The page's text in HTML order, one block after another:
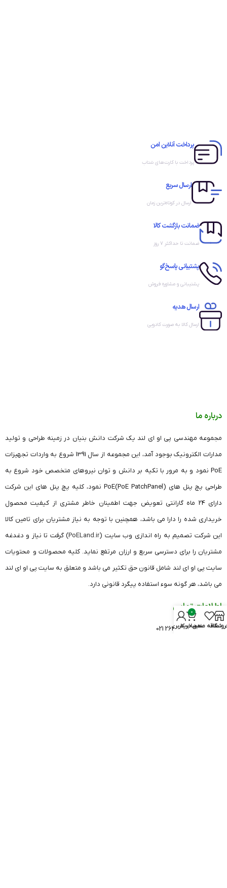
پرداخت آنلاین امن
پرداخت با کارت‌های شتاب
ارسال سریع
ارسال در کوتاه‌ترین زمان
ضمانت بازگشت کالا
ضمانت تا حداکثر ۷ روز
پشتیبانی پاسخ‌گو
پشتیبانی و مشاوره فروش
ارسال هدیه
ارسال کالا به صورت کادویی
درباره ما
مجموعه مهندسی پی او ای لند یک شرکت دانش بنیان در زمینه طراحی و تولید
مدارات الکترونیک بوجود آمد، این مجموعه از سال 1391 شروع به واردات تجهیزات
PoE نمود و به مرور با تکیه بر دانش و توان نیروهای متخصص خود شروع به
طراحی پچ پنل های (PoE PatchPanel)PoE نمود، کلیه پچ پنل های این شرکت
دارای 24 ماه گارانتی تعویض جهت اطمینان خاطر مشتری از کیفیت محصول
خریداری شده را دارا می باشد، همچنین با توجه به نیاز مشتریان برای تامین کالا
این شرکت تصمیم به راه اندازی وب سایت (PoELand.ir) گرفت تا نیاز و دغدغه
مشتریان را برای دسترسی سریع و ارزان مرتفع نماید. کلیه محصولات و محتویات
سایت پی او ای لند شامل قانون حق تکثیر می باشد و متعلق به سایت پی او ای لند
می باشد، هر گونه سوء استفاده پیگرد قانونی دارد.
اطلاعات تماس
دفتر تهران: 26420541 021
علاقه مندی
0
سبد خرید
حساب کاربری من